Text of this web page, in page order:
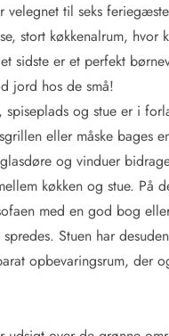
velegnet til seks
stort køkkenalrum, hvor
sidste er et perfekt
jord hos de små!
og stue er i
eller måske bages
og vinduer
køkken og stue. På
med en god bog
Stuen har
opbevaringsrum, der